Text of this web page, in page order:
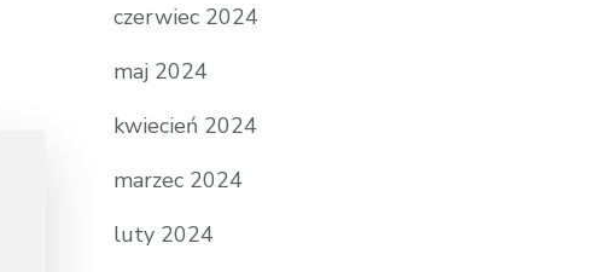
czerwiec 2024
maj 2024
kwiecień 2024
marzec 2024
luty 2024